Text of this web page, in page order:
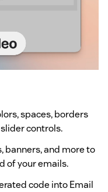
spaces, borders
controls.
banners, and more to
of your emails.
code into Email